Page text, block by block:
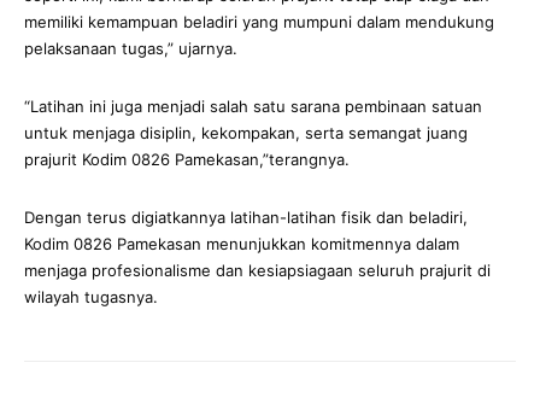
memiliki kemampuan beladiri yang mumpuni dalam mendukung
pelaksanaan tugas,” ujarnya.
“Latihan ini juga menjadi salah satu sarana pembinaan satuan
untuk menjaga disiplin, kekompakan, serta semangat juang
prajurit Kodim 0826 Pamekasan,”terangnya.
Dengan terus digiatkannya latihan-latihan fisik dan beladiri,
Kodim 0826 Pamekasan menunjukkan komitmennya dalam
menjaga profesionalisme dan kesiapsiagaan seluruh prajurit di
wilayah tugasnya.